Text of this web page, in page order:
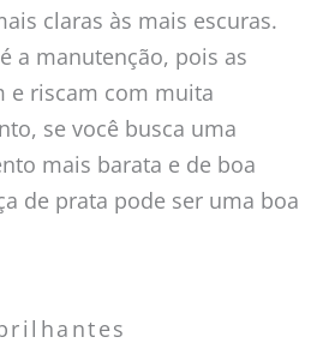
claras às mais escuras.
a manutenção, pois as
e riscam com muita
se você busca uma
mais barata e de boa
de prata pode ser uma boa